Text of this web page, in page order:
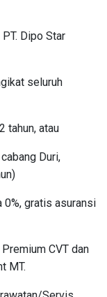
Dipo Star
seluruh
tahun, atau
Duri,
0%, gratis asuransi
CVT dan
MT.